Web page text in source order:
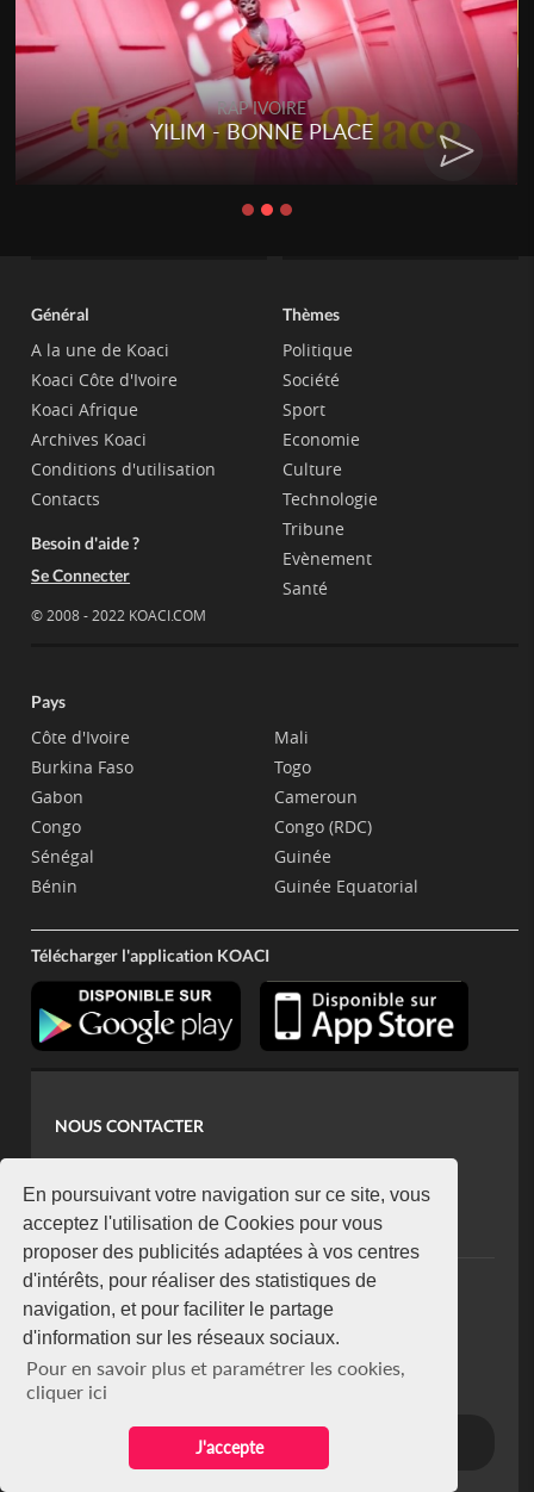
En poursuivant votre navigation sur ce site, vous
acceptez l'utilisation de Cookies pour vous
proposer des publicités adaptées à vos centres
d'intérêts, pour réaliser des statistiques de
navigation, et pour faciliter le partage
d'information sur les réseaux sociaux.
Pour en savoir plus et paramétrer les cookies,
cliquer ici
J'accepte
RAP IVOIRE
YILIM - BONNE PLACE
Général
A la une de Koaci
Koaci Côte d'Ivoire
Koaci Afrique
Archives Koaci
Conditions d'utilisation
Contacts
Besoin d'aide ?
Se Connecter
© 2008 - 2022 KOACI.COM
Thèmes
Politique
Société
Sport
Economie
Culture
Technologie
Tribune
Evènement
Santé
Pays
Côte d'Ivoire
Burkina Faso
Gabon
Congo
Sénégal
Bénin
Mali
Togo
Cameroun
Congo (RDC)
Guinée
Guinée Equatorial
Télécharger l'application KOACI
NOUS CONTACTER
koaci@yahoo.fr
+225 07 08 85 52 93
NEWSLETTER
Restez connecté via notre newsletter
S'abonner
Se désabonner